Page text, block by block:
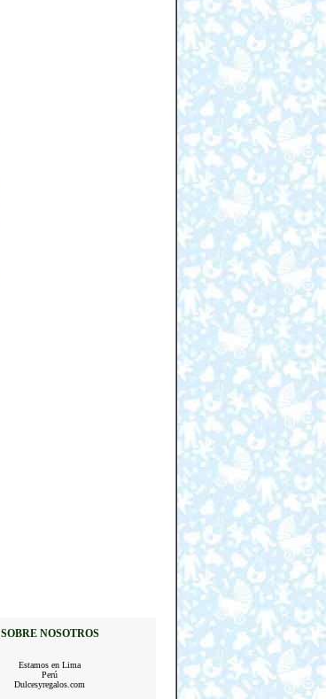
SOBRE NOSOTROS
Estamos en Lima
Perú
Dulcesyregalos.com